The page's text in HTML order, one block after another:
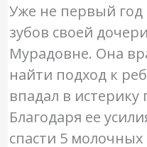
е
н
к
а
5
и
Уже не первый
зубов своей
Мурадовне. Она
найти подход к
впадал в истерику
Благодаря ее
спасти 5 молочных